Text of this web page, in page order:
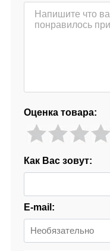
Оценка товара:
Как Вас зовут:
E-mail: